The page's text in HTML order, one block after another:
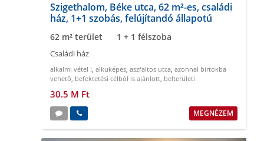
Szigethalom, Béke utca, 62 m²-es, családi
ház, 1+1 szobás, felújítandó állapotú
62 m² terület 1 + 1 félszoba
Családi ház
alkalmi vétel !, alkuképes, aszfaltos utca, azonnal birtokba
vehető, befektetési célból is ajánlott, belterületi
30.5 M Ft
MEGNÉZEM